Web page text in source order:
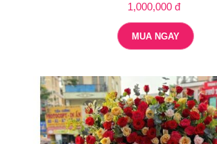
1,000,000 đ
MUA NGAY